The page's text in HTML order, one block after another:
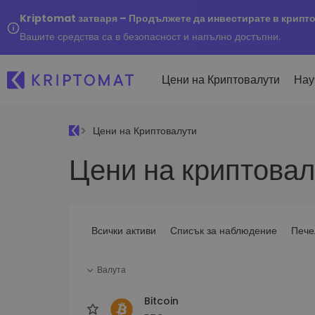
Kriptomat затваря – Продължете да инвестирате в
Вашите средства са в безопасност и напълно достъпни.
Цени на Криптовалути
Всички цени
Над 300+ криптовалути
инвестиране
Купуване и
криптовалута
Над 1 000 опции за
Цени на Криптовалути
Цени на
Всички активи Списък за наблюдение
Валута
Bitcoin